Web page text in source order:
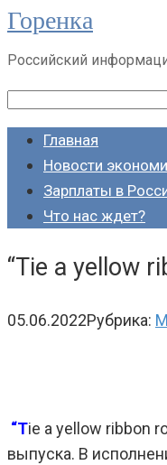
Перейти
контенту
Горенка
Российский
Поиск:
Главная
Новости
Зарплаты в
Что нас ждет?
“Tie a yellow
05.06.2022Рубрика:
“Tie a yellow ribbon
выпуска. В